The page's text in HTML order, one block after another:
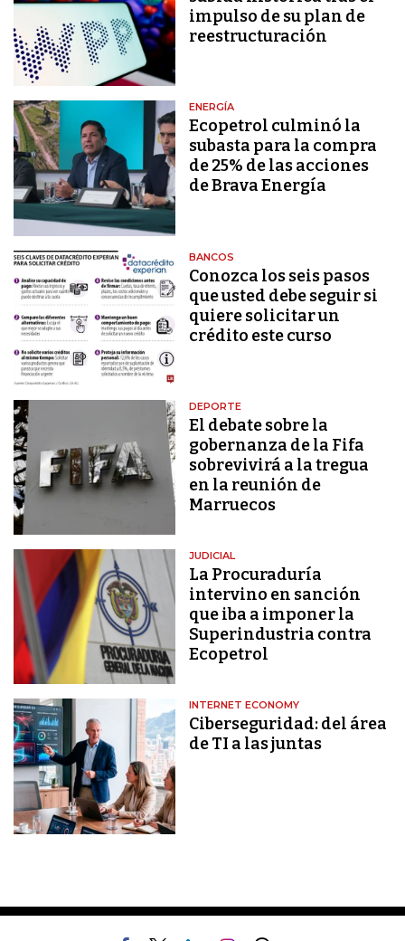
impulso de su plan de
reestructuración
ENERGÍA
Ecopetrol culminó la
subasta para la compra
de 25% de las acciones
de Brava Energía
BANCOS
Conozca los seis pasos
que usted debe seguir si
quiere solicitar un
crédito este curso
DEPORTE
El debate sobre la
gobernanza de la Fifa
sobrevivirá a la tregua
en la reunión de
Marruecos
JUDICIAL
La Procuraduría
intervino en sanción
que iba a imponer la
Superindustria contra
Ecopetrol
INTERNET ECONOMY
Ciberseguridad: del área
de TI a las juntas